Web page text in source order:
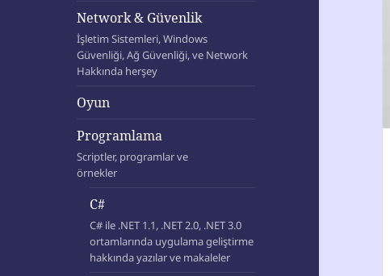
Network & Güvenlik
İşletim Sistemleri, Windows
Güvenliği, Ağ Güvenliği, ve Network
Hakkında herşey
Oyun
Programlama
Scriptler, programlar ve
örnekler
C#
C# ile .NET 1.1, .NET 2.0, .NET 3.0
ortamlarında uygulama geliştirme
hakkında yazılar ve makaleler